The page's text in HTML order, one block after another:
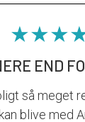
END
så meget
blive med